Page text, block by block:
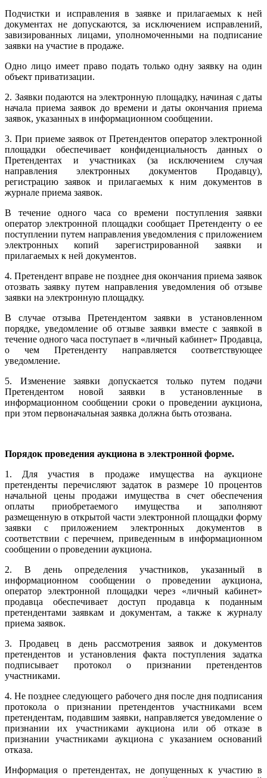
Подчистки и исправления в заявке и прилагаемых к ней
документах не допускаются, за исключением исправлений,
завизированных лицами, уполномоченными на подписание
заявки на участие в продаже.
Одно лицо имеет право подать только одну заявку на один
объект приватизации.
2. Заявки подаются на электронную площадку, начиная с даты
начала приема заявок до времени и даты окончания приема
заявок, указанных в информационном сообщении.
3. При приеме заявок от Претендентов оператор электронной
площадки обеспечивает конфиденциальность данных о
Претендентах и участниках (за исключением случая
направления электронных документов Продавцу),
регистрацию заявок и прилагаемых к ним документов в
журнале приема заявок.
В течение одного часа со времени поступления заявки
оператор электронной площадки сообщает Претенденту о ее
поступлении путем направления уведомления с приложением
электронных копий зарегистрированной заявки и
прилагаемых к ней документов.
4. Претендент вправе не позднее дня окончания приема заявок
отозвать заявку путем направления уведомления об отзыве
заявки на электронную площадку.
В случае отзыва Претендентом заявки в установленном
порядке, уведомление об отзыве заявки вместе с заявкой в
течение одного часа поступает в «личный кабинет» Продавца,
о чем Претенденту направляется соответствующее
уведомление.
5. Изменение заявки допускается только путем подачи
Претендентом новой заявки в установленные в
информационном сообщении сроки о проведении аукциона,
при этом первоначальная заявка должна быть отозвана.
Порядок проведения аукциона в электронной форме.
1. Для участия в продаже имущества на аукционе
претенденты перечисляют задаток в размере 10 процентов
начальной цены продажи имущества в счет обеспечения
оплаты приобретаемого имущества и заполняют
размещенную в открытой части электронной площадки форму
заявки с приложением электронных документов в
соответствии с перечнем, приведенным в информационном
сообщении о проведении аукциона.
2. В день определения участников, указанный в
информационном сообщении о проведении аукциона,
оператор электронной площадки через «личный кабинет»
продавца обеспечивает доступ продавца к поданным
претендентами заявкам и документам, а также к журналу
приема заявок.
3. Продавец в день рассмотрения заявок и документов
претендентов и установления факта поступления задатка
подписывает протокол о признании претендентов
участниками.
4. Не позднее следующего рабочего дня после дня подписания
протокола о признании претендентов участниками всем
претендентам, подавшим заявки, направляется уведомление о
признании их участниками аукциона или об отказе в
признании участниками аукциона с указанием оснований
отказа.
Информация о претендентах, не допущенных к участию в